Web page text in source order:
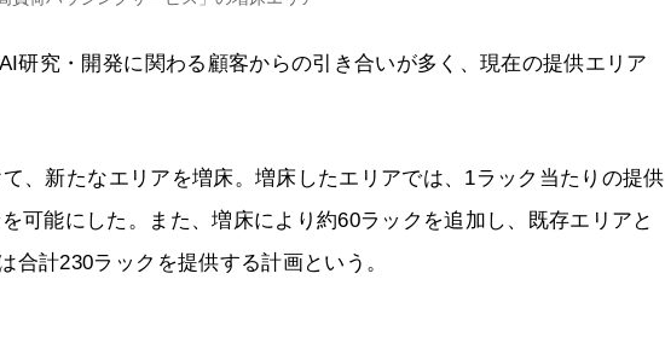
研究・開発に関わる顧客からの引き合いが多く、現在の提供エリア
、新たなエリアを増床。増床したエリアでは、1ラック当たりの提供
可能にした。また、増床により約60ラックを追加し、既存エリアと
計230ラックを提供する計画という。